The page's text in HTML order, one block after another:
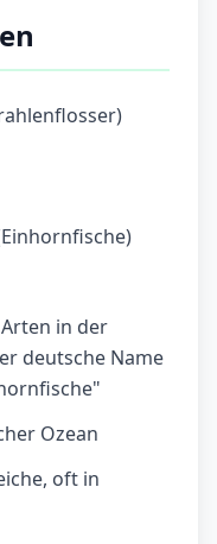
in der
deutsche Name
Ozean
oft in